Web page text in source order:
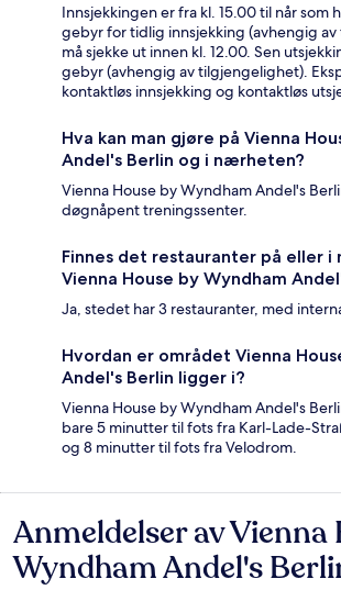
Innsjekkingen er fra kl. 15.00 til når som
gebyr for tidlig innsjekking (avhengig
må sjekke ut innen kl. 12.00. Sen
gebyr (avhengig av tilgjengelighet).
kontaktløs innsjekking og kontaktløs
Hva kan man gjøre på Vienna
Andel's Berlin og i nærheten?
Vienna House by Wyndham Andel's
døgnåpent treningssenter.
Finnes det restauranter på eller
Vienna House by Wyndham
Ja, stedet har 3 restauranter, med
Hvordan er området Vienna
Andel's Berlin ligger i?
Vienna House by Wyndham Andel's
bare 5 minutter til fots fra Karl-Lade-
og 8 minutter til fots fra Velodrom.
Anmeldelser
Anmeldelser av Vienna
Wyndham Andel's